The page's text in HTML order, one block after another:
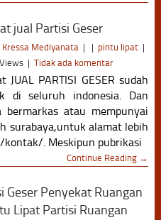
jual Partisi Geser
Kressa Mediyanata | | pintu lipat |
| Tidak ada komentar
JUAL PARTISI GESER sudah
di seluruh indonesia. Dan
atau mempunyai
surabaya,untuk alamat lebih
. Meskipun pubrikasi
Continue Reading →
Geser Penyekat Ruangan
Lipat Partisi Ruangan